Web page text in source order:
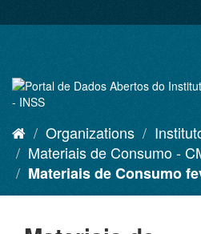
to
Organizations
Materiais de Consumo -
Materiais de Consumo